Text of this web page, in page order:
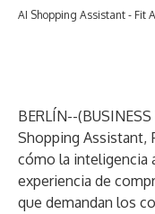
AI Shopping Assistant - Fit
BERLÍN--(
Shopping Assistant,
cómo la inteligencia
experiencia de
que demandan los